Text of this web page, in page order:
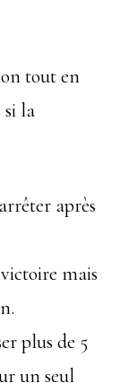
tout en
si la
arrêter après
mais
plus de 5
un seul